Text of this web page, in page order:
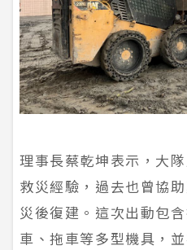
理事長蔡乾坤表示，大
救災經驗，過去也曾協
災後復建。這次出動包
車、拖車等多型機具，